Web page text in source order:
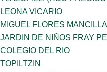
LEONA VICARIO
MIGUEL FLORES MANCILLA
JARDIN DE NIÑOS FRAY
COLEGIO DEL RIO
TOPILTZIN